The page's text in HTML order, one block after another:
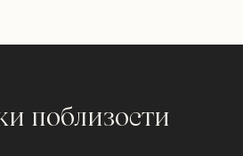
поблизости